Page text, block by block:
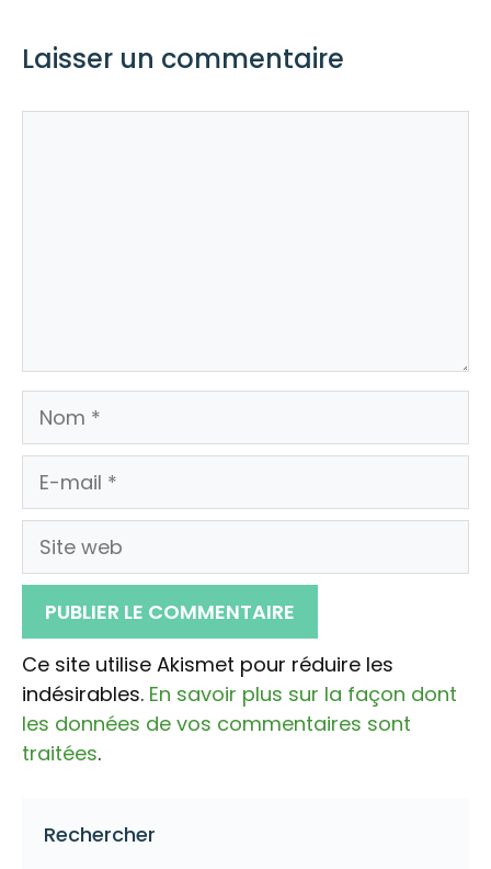
Laisser un commentaire
Nom
E-
mail
Site
web
Ce site utilise Akismet pour réduire les
indésirables. En savoir plus sur la façon dont
les données de vos commentaires sont
traitées.
Rechercher